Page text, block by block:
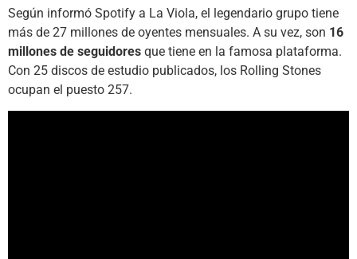
Según informó Spotify a La Viola, el legendario grupo tiene
más de 27 millones de oyentes mensuales. A su vez, son 16
millones de seguidores que tiene en la famosa plataforma.
Con 25 discos de estudio publicados, los Rolling Stones
ocupan el puesto 257.